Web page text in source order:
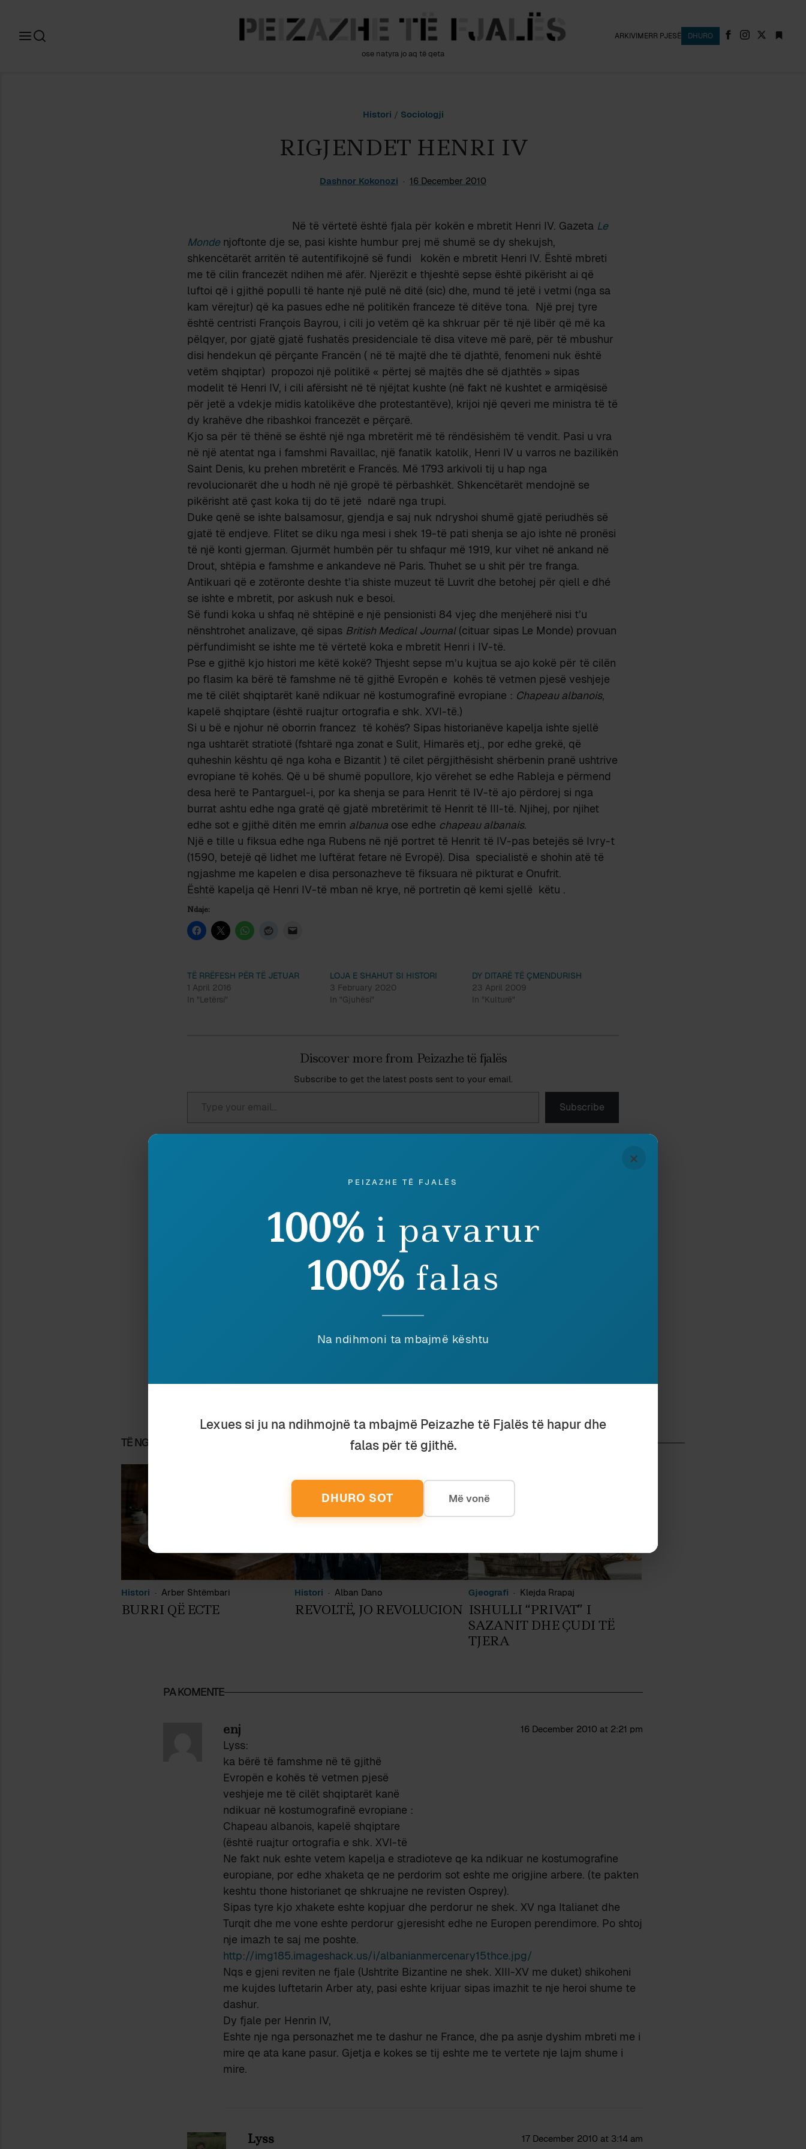
ose natyra jo aq të qeta
ARKIVIMERR PJESË DHURO
Histori / Sociologji
RIGJENDET HENRI IV
Dashnor Kokonozi 16 December 2010
Në të vërtetë është fjala për kokën e mbretit Henri IV. Gazeta Le
Mondenjoftonte dje se, pasi kishte humbur prej më shumë se dy shekujsh,
shkencëtarët arritën të autentifikojnë së fundi kokën e mbretit Henri IV. Është mbreti
me të cilin francezët ndihen më afër. Njerëzit e thjeshtë sepse është pikërisht ai që
luftoi që i gjithë populli të hante një pulë në ditë (sic) dhe, mund të jetë i vetmi (nga sa
kam vërejtur) që ka pasues edhe në politikën franceze të ditëve tona. Një prej tyre
është centristi François Bayrou, i cili jo vetëm që ka shkruar për të një libër që më ka
pëlqyer, por gjatë gjatë fushatës presidenciale të disa viteve më parë, për të mbushur
disi hendekun që përçante Francën ( në të majtë dhe të djathtë, fenomeni nuk është
vetëm shqiptar) propozoi një politikë « përtej së majtës dhe së djathtës » sipas
modelit të Henri IV, i cili afërsisht në të njëjtat kushte (në fakt në kushtet e armiqësisë
për jetë a vdekje midis katolikëve dhe protestantëve), krijoi një qeveri me ministra të të
dy krahëve dhe ribashkoi francezët e përçarë.
Kjo sa për të thënë se është një nga mbretërit më të rëndësishëm të vendit. Pasi u vra
në një atentat nga i famshmi Ravaillac, një fanatik katolik, Henri IV u varros ne bazilikën
Saint Denis, ku prehen mbretërit e Francës. Më 1793 arkivoli tij u hap nga
revolucionarët dhe u hodh në një gropë të përbashkët. Shkencëtarët mendojnë se
pikërisht atë çast koka tij do të jetë ndarë nga trupi.
Duke qenë se ishte balsamosur, gjendja e saj nuk ndryshoi shumë gjatë periudhës së
gjatë të endjeve. Flitet se diku nga mesi i shek 19-të pati shenja se ajo ishte në pronësi
të një konti gjerman. Gjurmët humbën për tu shfaqur më 1919, kur vihet në ankand në
Drout, shtëpia e famshme e ankandeve në Paris. Thuhet se u shit për tre franga.
Antikuari që e zotëronte deshte t’ia shiste muzeut të Luvrit dhe betohej për qiell e dhé
se ishte e mbretit, por askush nuk e besoi.
Së fundi koka u shfaq në shtëpinë e një pensionisti 84 vjeç dhe menjëherë nisi t’u
nënshtrohet analizave, që sipas British Medical Journal(cituar sipas Le Monde) provuan
përfundimisht se ishte me të vërtetë koka e mbretit Henri i IV-të.
Pse e gjithë kjo histori me këtë kokë? Thjesht sepse m’u kujtua se ajo kokë për të cilën
po flasim ka bërë të famshme në të gjithë Evropën e kohës të vetmen pjesë veshjeje
me të cilët shqiptarët kanë ndikuar në kostumografinë evropiane : Chapeau albanois,
kapelë shqiptare (është ruajtur ortografia e shk. XVI-të.)
Si u bë e njohur në oborrin francez të kohës? Sipas historianëve kapelja ishte sjellë
nga ushtarët stratiotë (fshtarë nga zonat e Sulit, Himarës etj., por edhe grekë, që
quheshin kështu që nga koha e Bizantit ) të cilet përgjithësisht shërbenin pranë ushtrive
evropiane të kohës. Që u bë shumë popullore, kjo vërehet se edhe Rableja e përmend
desa herë te Pantarguel-i, por ka shenja se para Henrit të IV-të ajo përdorej si nga
burrat ashtu edhe nga gratë që gjatë mbretërimit të Henrit të III-të. Njihej, por njihet
edhe sot e gjithë ditën me emrin albanua ose edhe chapeau albanais.
Një e tille u fiksua edhe nga Rubens në një portret të Henrit të IV-pas betejës së Ivry-t
(1590, betejë që lidhet me luftërat fetare në Evropë). Disa specialistë e shohin atë të
ngjashme me kapelen e disa personazheve të fiksuara në pikturat e Onufrit.
Është kapelja që Henri IV-të mban në krye, në portretin që kemi sjellë këtu .
Ndaje:
TË RRËFESH PËR TË JETUAR
1 April 2016
In "Letërsi"
LOJA E SHAHUT SI HISTORI
3 February 2020
In "Gjuhësi"
DY DITARË TË ÇMENDURISH
23 April 2009
In "Kulturë"
Discover more from Peizazhe të fjalës
Subscribe to get the latest posts sent to your email.
Type your email…
Subscribe
Nëse ju pëlqeu ky shkrim, lutemi konsideroni të dhuroni diçka nëpërmjet butonit,
në shenjë mirëkuptimi dhe mbështetjeje për përpjekjet tona.
Dashnor Kokonozi
TË NGJASHME
Histori Arber Shtëmbari
BURRI QË ECTE
Histori Alban Dano
REVOLTË, JO REVOLUCION
Gjeografi Klejda Rrapaj
ISHULLI “PRIVAT” I
SAZANIT DHE ÇUDI TË
TJERA
PA KOMENTE
enj 16 December 2010 at 2:21 pm
Lyss:
ka bërë të famshme në të gjithë
Evropën e kohës të vetmen pjesë
veshjeje me të cilët shqiptarët kanë
ndikuar në kostumografinë evropiane :
Chapeau albanois, kapelë shqiptare
(është ruajtur ortografia e shk. XVI-të
Ne fakt nuk eshte vetem kapelja e stradioteve qe ka ndikuar ne kostumografine
europiane, por edhe xhaketa qe ne perdorim sot eshte me origjine arbere. (te pakten
keshtu thone historianet qe shkruajne ne revisten Osprey).
Sipas tyre kjo xhakete eshte kopjuar dhe perdorur ne shek. XV nga Italianet dhe
Turqit dhe me vone eshte perdorur gjeresisht edhe ne Europen perendimore. Po shtoj
nje imazh te saj me poshte.
http://img185.imageshack.us/i/albanianmercenary15thce.jpg/
Nqs e gjeni reviten ne fjale (Ushtrite Bizantine ne shek. XIII-XV me duket) shikoheni
me kujdes luftetarin Arber aty, pasi eshte krijuar sipas imazhit te nje heroi shume te
dashur.
Dy fjale per Henrin IV,
Eshte nje nga personazhet me te dashur ne France, dhe pa asnje dyshim mbreti me i
mire qe ata kane pasur. Gjetja e kokes se tij eshte me te vertete nje lajm shume i
mire.
Lyss 17 December 2010 at 3:14 am
×
PEIZAZHE TË FJALËS
100% i pavarur
100% falas
Na ndihmoni ta mbajmë kështu
Lexues si ju na ndihmojnë ta mbajmë Peizazhe të Fjalës të hapur dhe
falas për të gjithë.
DHURO SOT Më vonë